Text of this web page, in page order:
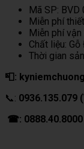
Mã SP: BVD
Miễn phí
Miễn phí vận
Chất liệu:
Thời gian
📮:
📞: 0936.135.079
☎: 0888.40.8000